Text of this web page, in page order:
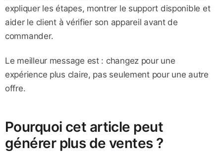
expliquer les étapes, montrer le support disponible et
aider le client à vérifier son appareil avant de
commander.
Le meilleur message est : changez pour une
expérience plus claire, pas seulement pour une autre
offre.
Pourquoi cet article peut
générer plus de ventes ?